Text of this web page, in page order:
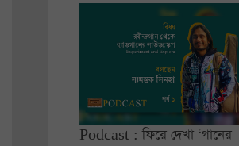
Podcast : ফিরে দেখা ‘গানের